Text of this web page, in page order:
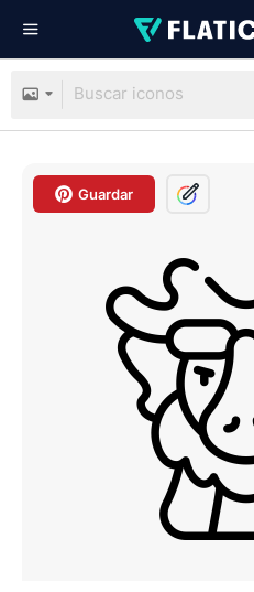
Guardar